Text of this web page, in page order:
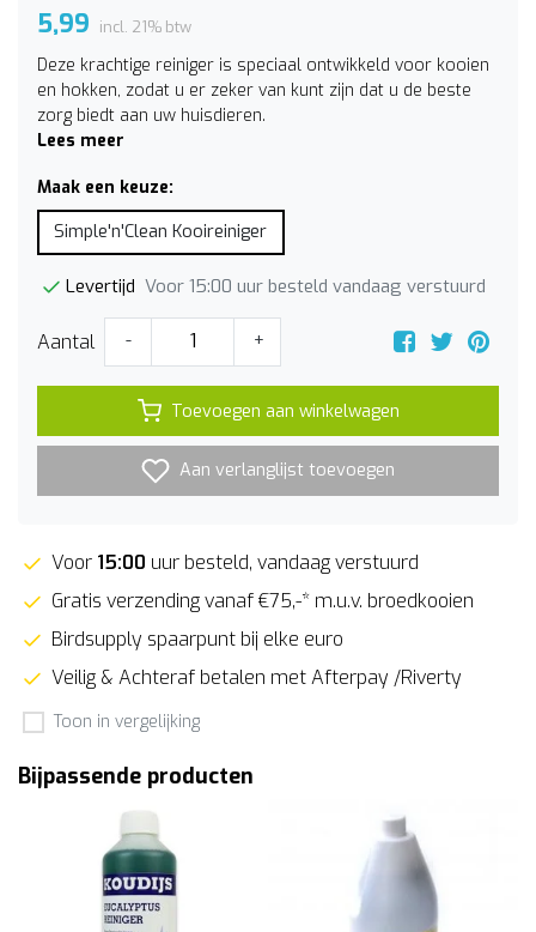
5,99 incl. 21% btw
Deze krachtige reiniger is speciaal ontwikkeld voor kooien
en hokken, zodat u er zeker van kunt zijn dat u de beste
zorg biedt aan uw huisdieren.
Lees meer
Maak een keuze:
Simple'n'Clean Kooireiniger
Levertijd Voor 15:00 uur besteld vandaag verstuurd
Aantal - +
Toevoegen aan winkelwagen
Aan verlanglijst toevoegen
Voor 15:00 uur besteld, vandaag verstuurd
Gratis verzending vanaf €75,-* m.u.v. broedkooien
Birdsupply spaarpunt bij elke euro
Veilig & Achteraf betalen met Afterpay /Riverty
Toon in vergelijking
Bijpassende producten